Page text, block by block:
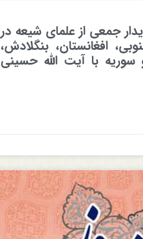
جمعی از علمای شیعه در
افغانستان، بنگلادش،
سوریه با آیت الله حسینی